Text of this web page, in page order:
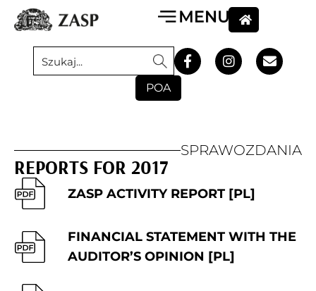
POA
SPRAWOZDANIA
REPORTS FOR 2017
ZASP ACTIVITY REPORT [PL]
FINANCIAL STATEMENT WITH THE
AUDITOR’S OPINION [PL]